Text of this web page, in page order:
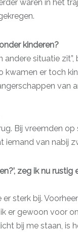
waren in het
kinderen?
situatie
kwamen er toch
van
Bij vreemden
iemand van nabij
zeg ik nu
sterk bij.
er gewoon voor
bij me staan, is